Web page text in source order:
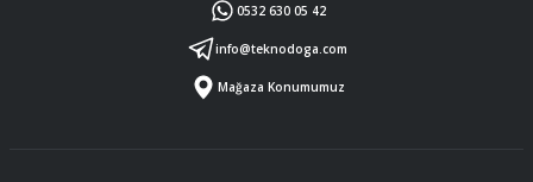
0532 630 05 42
info@teknodoga.com
Mağaza Konumumuz